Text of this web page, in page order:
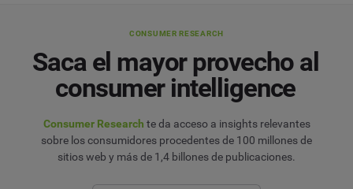
CONSUMER RESEARCH
Saca el mayor provecho al
consumer intelligence
Consumer Research te da acceso a insights relevantes
sobre los consumidores procedentes de 100 millones de
sitios web y más de 1,4 billones de publicaciones.